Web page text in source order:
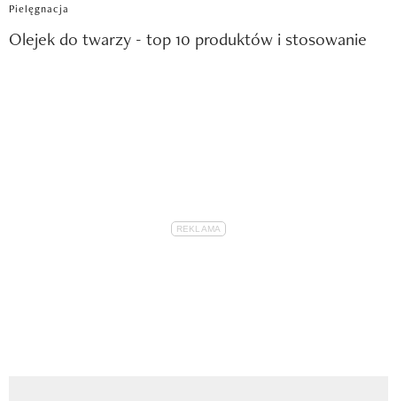
Pielęgnacja
Olejek do twarzy - top 10 produktów i stosowanie